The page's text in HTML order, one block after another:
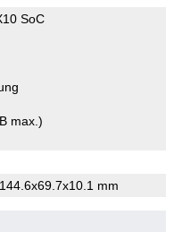
SoC
max.)
144.6x69.7x10.1 mm